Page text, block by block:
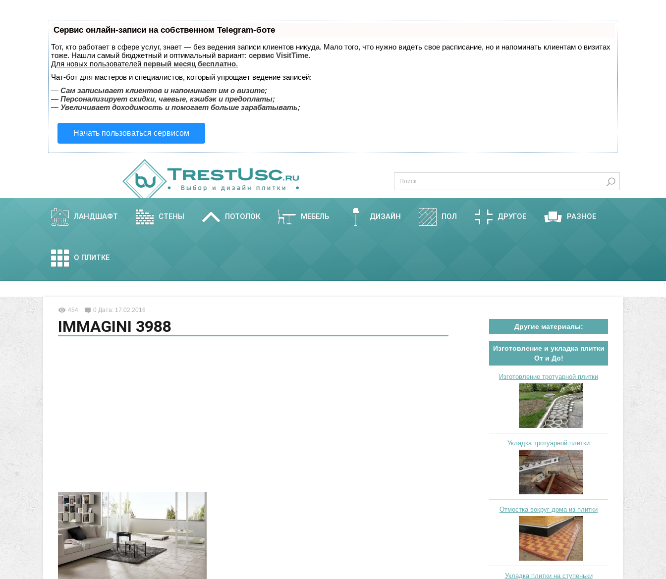
Сервис онлайн-записи на собственном Telegram-боте
Тот, кто работает в сфере услуг, знает — без ведения записи клиентов никуда. Мало того, что нужно видеть свое расписание, но и напоминать клиентам о визитах
тоже. Нашли самый бюджетный и оптимальный вариант: сервис VisitTime.
Для новых пользователей первый месяц бесплатно.
Чат-бот для мастеров и специалистов, который упрощает ведение записей:
— Сам записывает клиентов и напоминает им о визите;
— Персонализирует скидки, чаевые, кэшбэк и предоплаты;
— Увеличивает доходимость и помогает больше зарабатывать;
Начать пользоваться сервисом
ЛАНДШАФТ СТЕНЫ ПОТОЛОК МЕБЕЛЬ ДИЗАЙН ПОЛ ДРУГОЕ РАЗНОЕ
О ПЛИТКЕ
454 0 Дата: 17.02.2016
IMMAGINI 3988 Другие материалы:
Изготовление и укладка плитки
От и До!
Изготовление тротуарной плитки
Укладка тротуарной плитки
Отмостка вокруг дома из плитки
Укладка плитки на ступеньки